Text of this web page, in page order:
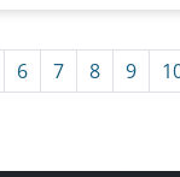
6 7 8 9